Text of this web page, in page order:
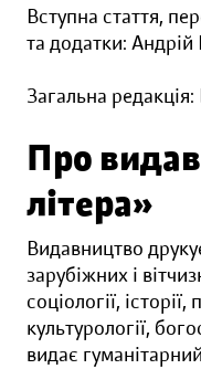
Вступна стаття,
та додатки: Андрій
Загальна
Про
літера»
Видавництво
зарубіжних і
соціології,
культурології,
видає